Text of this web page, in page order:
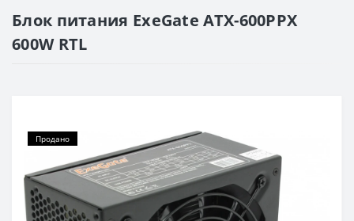
Блок питания ExeGate ATX-600PPX
600W RTL
Продано